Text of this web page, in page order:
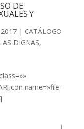
DE
Y
| CATÁLOGO
DIGNAS,
name=»file-